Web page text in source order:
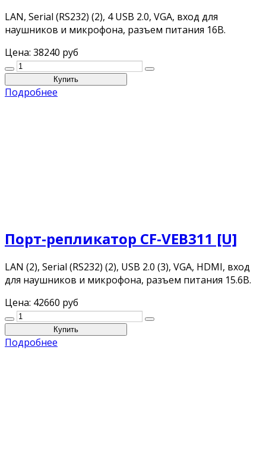
LAN, Serial (RS232) (2), 4 USB 2.0, VGA, вход для
наушников и микрофона, разъем питания 16В.
Цена: 38240 руб
Подробнее
Порт-репликатор CF-VEB311 [U]
LAN (2), Serial (RS232) (2), USB 2.0 (3), VGA, HDMI, вход
для наушников и микрофона, разъем питания 15.6В.
Цена: 42660 руб
Подробнее